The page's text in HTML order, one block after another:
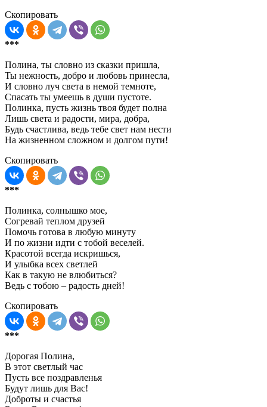
Скопировать
***
Полина, ты словно из сказки пришла,
Ты нежность, добро и любовь принесла,
И словно луч света в немой темноте,
Спасать ты умеешь в души пустоте.
Полинка, пусть жизнь твоя будет полна
Лишь света и радости, мира, добра,
Будь счастлива, ведь тебе свет нам нести
На жизненном сложном и долгом пути!
Скопировать
***
Полинка, солнышко мое,
Согревай теплом друзей
Помочь готова в любую минуту
И по жизни идти с тобой веселей.
Красотой всегда искришься,
И улыбка всех светлей
Как в такую не влюбиться?
Ведь с тобою – радость дней!
Скопировать
***
Дорогая Полина,
В этот светлый час
Пусть все поздравленья
Будут лишь для Вас!
Доброты и счастья